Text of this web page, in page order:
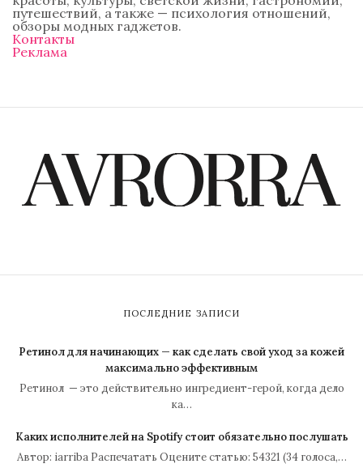
путешествий, а также — психология отношений,
обзоры модных гаджетов.
Контакты
Реклама
ПОСЛЕДНИЕ ЗАПИСИ
Ретинол для начинающих — как сделать свой уход за кожей
максимально эффективным
Ретинол — это действительно ингредиент-герой, когда дело
ка…
Каких исполнителей на Spotify стоит обязательно послушать
Автор: iarriba Распечатать Оцените статью: 54321 (34 голоса,…